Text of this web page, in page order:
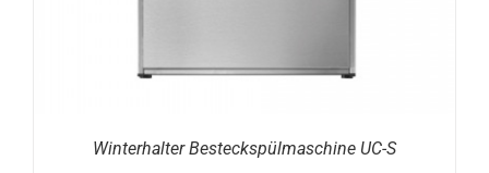
Winterhalter Besteckspülmaschine UC-S